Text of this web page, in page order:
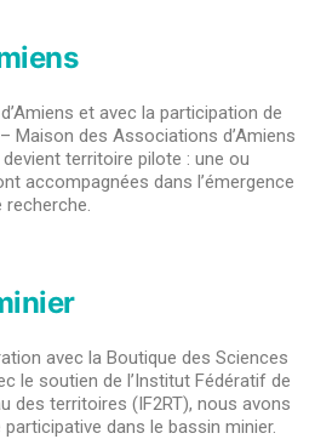
et avec la participation de
Maison des Associations d’Amiens
territoire pilote : une ou
accompagnées dans l’émergence
recherche.
avec la Boutique des Sciences
le soutien de l’Institut Fédératif de
des territoires (IF2RT), nous avons
dans le bassin minier.